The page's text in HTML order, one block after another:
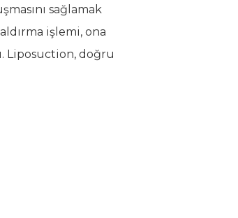
sağlamak
işlemi, ona
Liposuction, doğru